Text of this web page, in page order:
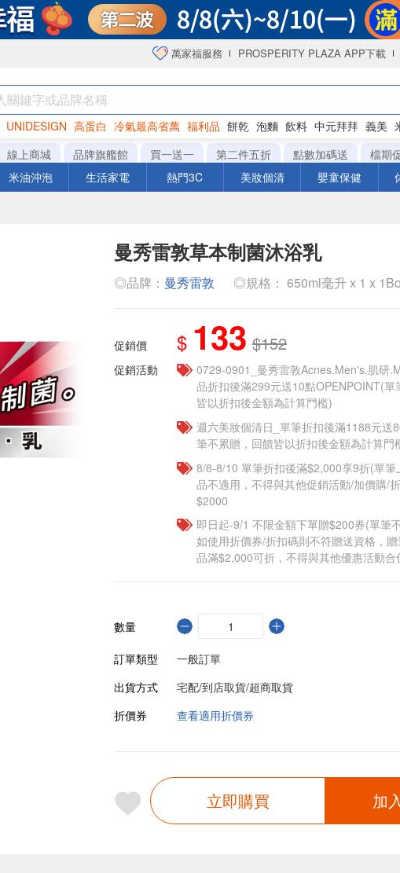
萬家福服務 PROSPERITY PLAZA APP下載
UNIDESIGN 高蛋白 冷氣最高省萬 福利品 餅乾 泡麵 飲料 中元拜拜 義美
罐頭 海苔 洋芋片
線上商城 品牌旗艦館 買一送一 第二件五折 點數加碼送
檔期
米油沖泡 生活家電 熱門3C 美妝個清 嬰童保健
曼秀雷敦草本制菌沐浴乳
◎品牌： 曼秀雷敦 ◎規格： 650ml毫升 x 1 x
促銷價 $ 133 $152
促銷活動
0729-0901_曼秀雷敦Acnes.Men's.肌研
品折扣後滿299元送10點OPENPOINT(
皆以折扣後金額為計算門檻)
週六美妝個清日_單筆折扣後滿1188元送
筆不累贈，回饋皆以折扣後金額為計算門
8/8-8/10 單筆折扣後滿$2,000享9折(單
品不適用，不得與其他促銷活動/加價購/
$2000
即日起-9/1 不限金額下單贈$200券(單筆
如使用折價券/折扣碼則不符贈送資格，
品滿$2,000可折，不得與其他優惠活動合
數量
訂單類型
一般訂單
出貨方式
宅配/到店取貨/超商取貨
折價券
查看適用折價券
立即購買 加